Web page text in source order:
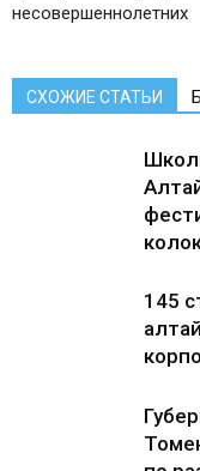
несовершеннолетних
СХОЖИЕ СТАТЬИ
145